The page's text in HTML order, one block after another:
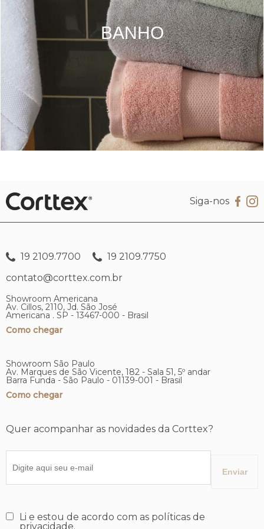
BANHO
Siga-nos
19 2109.7700
19 2109.7750
contato@corttex.com.br
Showroom Americana
Av. Cillos, 2110, Jd. São José
Americana . SP - 13467-000 - Brasil
Como chegar
Showroom São Paulo
Av. Marques de São Vicente, 182 - Sala 51, 5º andar
Barra Funda - São Paulo - 01139-001 - Brasil
Como chegar
Quer acompanhar as novidades da Corttex?
Li e estou de acordo com as políticas de
privacidade.